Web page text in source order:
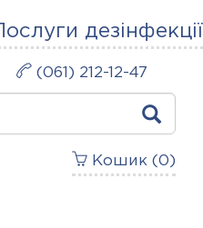
Послуги дезінфекції
(061) 212-12-47
Кошик ( 0 )